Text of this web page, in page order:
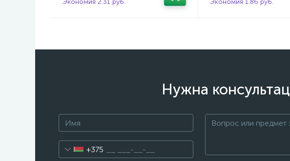
Экономия 2.31 руб.
Экономия 1.86 руб.
Нужна
+375